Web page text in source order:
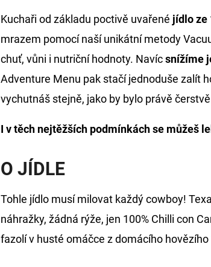
5
hvězdiček.
Kuchaři od základu poctivě uvařené jídlo ze
mrazem pomocí naší unikátní metody
chuť, vůni i nutriční hodnoty. Navícsnížíme
Adventure Menu pak stačí jednoduše zalít
vychutnáš stejně, jako by bylo právě
I v těch nejtěžších podmínkách se můžeš
O JÍDLE
Tohle jídlo musí milovat každý cowboy!
náhražky, žádná rýže, jen 100% Chilli con
fazolí v husté omáčce z domácího